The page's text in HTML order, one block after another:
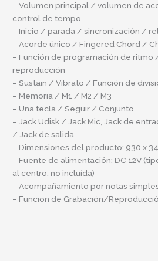
– Volumen principal / volumen de
control de tempo
– Inicio / parada / sincronización /
– Acorde único / Fingered Chord /
– Función de programación de ritmo
reproducción
– Sustain / Vibrato / Función de
– Memoria / M1 / M2 / M3
– Una tecla / Seguir / Conjunto
– Jack Udisk / Jack Mic, Jack de
/ Jack de salida
– Dimensiones del producto: 930 x
– Fuente de alimentación: DC 12V
al centro, no incluída)
– Acompañamiento por notas
– Funcion de Grabación/